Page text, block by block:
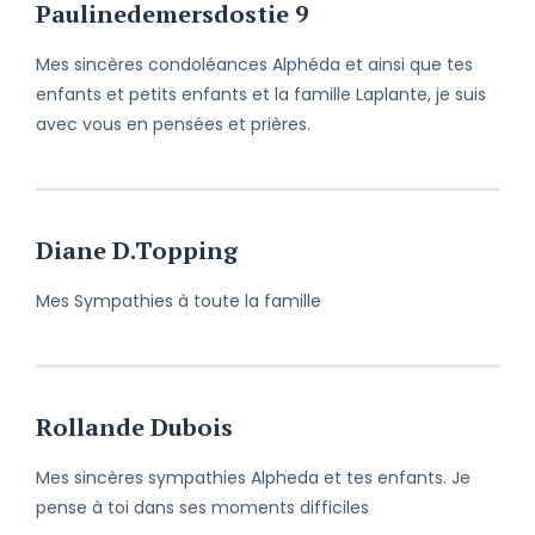
Paulinedemersdostie 9
Mes sincères condoléances Alphéda et ainsi que tes
enfants et petits enfants et la famille Laplante, je suis
avec vous en pensées et prières.
Diane D.Topping
Mes Sympathies à toute la famille
Rollande Dubois
Mes sincères sympathies Alpheda et tes enfants. Je
pense à toi dans ses moments difficiles